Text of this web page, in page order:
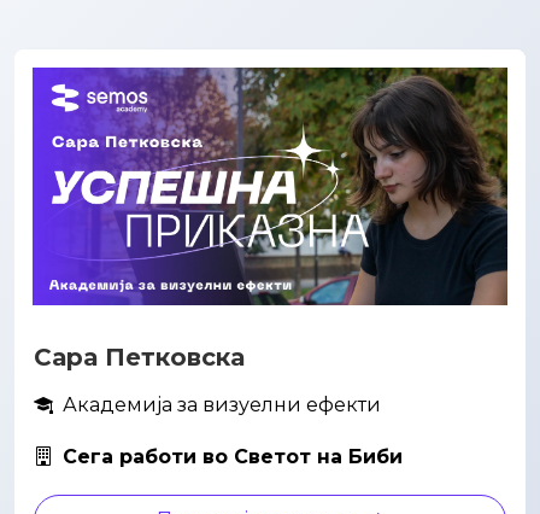
Не знаеш која
академија е за тебе?
Одговори на неколку прашања